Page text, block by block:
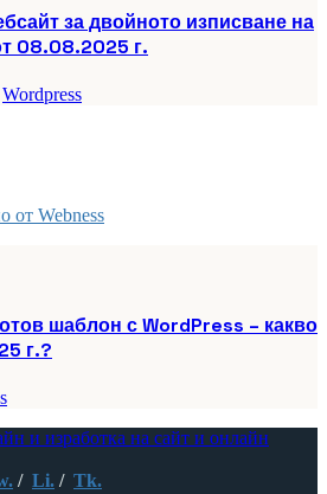
за двойното изписване на
08.08.2025 г.
Wordpress
от Webness
шаблон с WordPress – какво
г.?
/ Li. / Tk.